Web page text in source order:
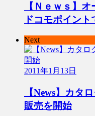
【Ｎｅｗｓ】
ドコモポイン
Next
2011年1月13日
【News】カタ
販売を開始